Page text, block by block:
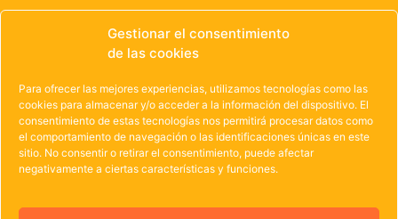
Gestionar el consentimiento
de las cookies
Para ofrecer las mejores experiencias, utilizamos tecnologías como las
cookies para almacenar y/o acceder a la información del dispositivo. El
consentimiento de estas tecnologías nos permitirá procesar datos como
el comportamiento de navegación o las identificaciones únicas en este
sitio. No consentir o retirar el consentimiento, puede afectar
negativamente a ciertas características y funciones.
© 1985 – 2021 | OWEN Unión de Cooperativas de
Trabajo de Castilla y León
Aviso Legal·Política de Privacidad·Política de
Cookies